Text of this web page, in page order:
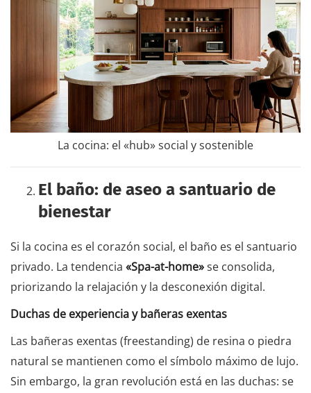
La cocina: el «hub» social y sostenible
El baño: de aseo a santuario de
bienestar
Si la cocina es el corazón social, el baño es el santuario
privado. La tendencia «Spa-at-home»se consolida,
priorizando la relajación y la desconexión digital.
Duchas de experiencia y bañeras exentas
Las bañeras exentas (freestanding) de resina o piedra
natural se mantienen como el símbolo máximo de lujo.
Sin embargo, la gran revolución está en las duchas: se